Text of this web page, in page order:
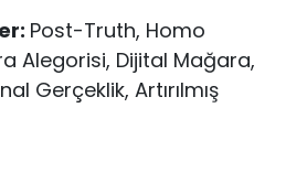
Post-Truth, Homo
Alegorisi, Di­jital Mağara,
Gerçeklik, Artırılmış